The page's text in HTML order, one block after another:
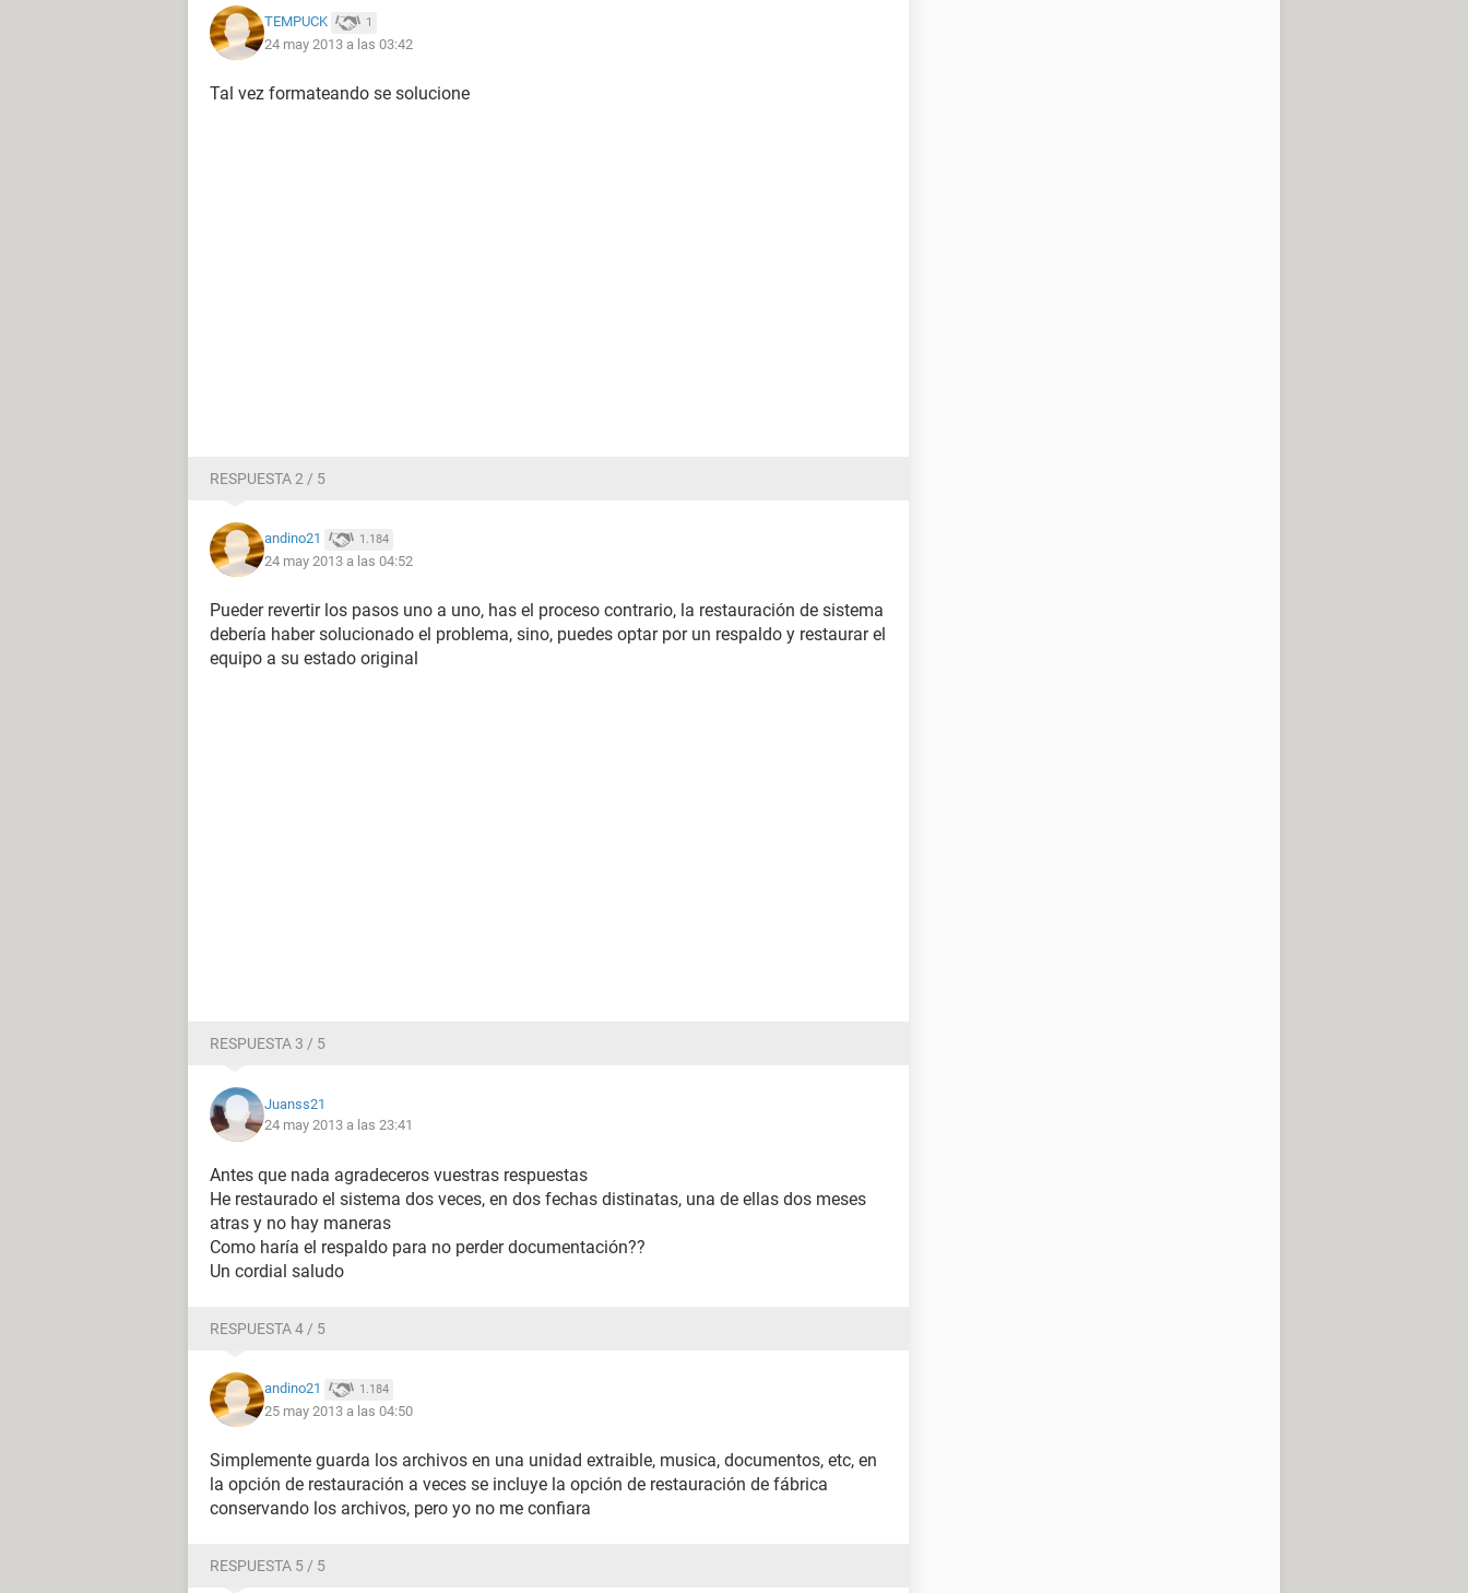
TEMPUCK 1
24 may 2013 a las 03:42
Tal vez formateando se solucione
RESPUESTA 2 / 5
andino21 1.184
24 may 2013 a las 04:52
Pueder revertir los pasos uno a uno, has el proceso contrario, la restauración de sistema
debería haber solucionado el problema, sino, puedes optar por un respaldo y restaurar el
equipo a su estado original
RESPUESTA 3 / 5
Juanss21
24 may 2013 a las 23:41
Antes que nada agradeceros vuestras respuestas
He restaurado el sistema dos veces, en dos fechas distinatas, una de ellas dos meses
atras y no hay maneras
Como haría el respaldo para no perder documentación??
Un cordial saludo
RESPUESTA 4 / 5
andino21 1.184
25 may 2013 a las 04:50
Simplemente guarda los archivos en una unidad extraible, musica, documentos, etc, en
la opción de restauración a veces se incluye la opción de restauración de fábrica
conservando los archivos, pero yo no me confiara
RESPUESTA 5 / 5